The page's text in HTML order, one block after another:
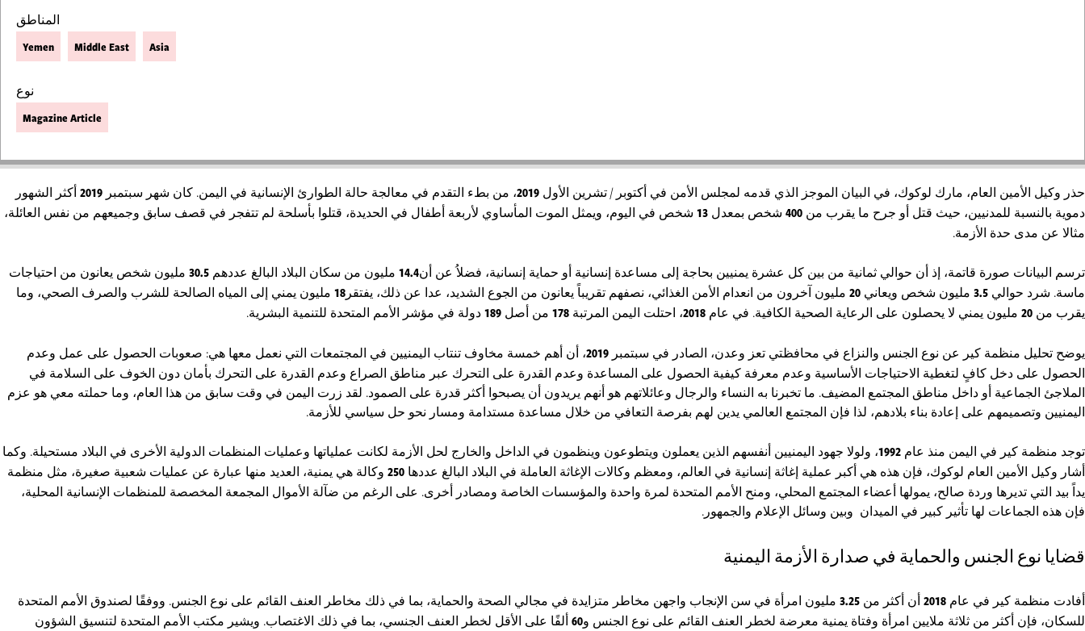
المناطق
Asia
Middle East
Yemen
نوع
Magazine Article
حذر وكيل الأمين العام، مارك لوكوك، في البيان الموجز الذي قدمه لمجلس الأمن في أكتوبر / تشرين الأول 2019، من بطء التقدم في معالجة حالة الطوارئ الإنسانية في اليمن. كان شهر سبتمبر 2019 أكثر الشهور
دموية بالنسبة للمدنيين، حيث قتل أو جرح ما يقرب من 400 شخص بمعدل 13 شخص في اليوم، ويمثل الموت المأساوي لأربعة أطفال في الحديدة، قتلوا بأسلحة لم تتفجر في قصف سابق وجميعهم من نفس العائلة،
مثالا عن مدى حدة الأزمة.
ترسم البيانات صورة قاتمة، إذ أن حوالي ثمانية من بين كل عشرة يمنيين بحاجة إلى مساعدة إنسانية أو حماية إنسانية، فضلاُ عن أن14.4 مليون من سكان البلاد البالغ عددهم 30.5 مليون شخص يعانون من احتياجات
ماسة. شرد حوالي 3.5 مليون شخص ويعاني 20 مليون آخرون من انعدام الأمن الغذائي، نصفهم تقريباً يعانون من الجوع الشديد، عدا عن ذلك، يفتقر 18 مليون يمني إلى المياه الصالحة للشرب والصرف الصحي، وما
يقرب من 20 مليون يمني لا يحصلون على الرعاية الصحية الكافية. في عام 2018، احتلت اليمن المرتبة 178 من أصل 189 دولة في مؤشر الأمم المتحدة للتنمية البشرية.
يوضح تحليل منظمة كير عن نوع الجنس والنزاع في محافظتي تعز وعدن، الصادر في سبتمبر 2019، أن أهم خمسة مخاوف تنتاب اليمنيين في المجتمعات التي نعمل معها هي: صعوبات الحصول على عمل وعدم
الحصول على دخل كافٍ لتغطية الاحتياجات الأساسية وعدم معرفة كيفية الحصول على المساعدة وعدم القدرة على التحرك عبر مناطق الصراع وعدم القدرة على التحرك بأمان دون الخوف على السلامة في
الملاجئ الجماعية أو داخل مناطق المجتمع المضيف. ما تخبرنا به النساء والرجال وعائلاتهم هو أنهم يريدون أن يصبحوا أكثر قدرة على الصمود. لقد زرت اليمن في وقت سابق من هذا العام، وما حملته معي هو عزم
اليمنيين وتصميمهم على إعادة بناء بلادهم، لذا فإن المجتمع العالمي يدين لهم بفرصة التعافي من خلال مساعدة مستدامة ومسار نحو حل سياسي للأزمة.
توجد منظمة كير في اليمن منذ عام 1992، ولولا جهود اليمنيين أنفسهم الذين يعملون ويتطوعون وينظمون في الداخل والخارج لحل الأزمة لكانت عملياتها وعمليات المنظمات الدولية الأخرى في البلاد مستحيلة. وكما
أشار وكيل الأمين العام لوكوك، فإن هذه هي أكبر عملية إغاثة إنسانية في العالم، ومعظم وكالات الإغاثة العاملة في البلاد البالغ عددها 250 وكالة هي يمنية، العديد منها عبارة عن عمليات شعبية صغيرة، مثل منظمة
يداً بيد التي تديرها وردة صالح، يمولها أعضاء المجتمع المحلي، ومنح الأمم المتحدة لمرة واحدة والمؤسسات الخاصة ومصادر أخرى. على الرغم من ضآلة الأموال المجمعة المخصصة للمنظمات الإنسانية المحلية،
فإن هذه الجماعات لها تأثير كبير في الميدان وبين وسائل الإعلام والجمهور.
قضايا نوع الجنس والحماية في صدارة الأزمة اليمنية
أفادت منظمة كير في عام 2018 أن أكثر من 3.25 مليون امرأة في سن الإنجاب واجهن مخاطر متزايدة في مجالي الصحة والحماية، بما في ذلك مخاطر العنف القائم على نوع الجنس. ووفقًا لصندوق الأمم المتحدة
للسكان، فإن أكثر من ثلاثة ملايين امرأة وفتاة يمنية معرضة لخطر العنف القائم على نوع الجنس و60 ألفًا على الأقل لخطر العنف الجنسي، بما في ذلك الاغتصاب. ويشير مكتب الأمم المتحدة لتنسيق الشؤون